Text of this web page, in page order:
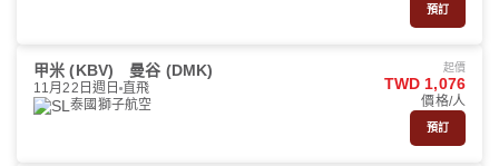
預訂
甲米 (KBV) 曼谷 (DMK)
11月22日週日 直飛
泰國獅子航空
起價
TWD 1,076
價格/人
預訂